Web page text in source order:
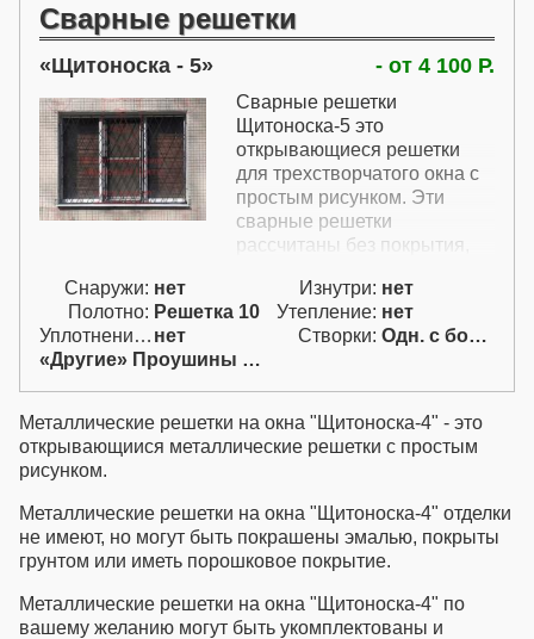
Сварные решетки
Щитоноска - 5 - от 4 100 Р.
Сварные решетки
Щитоноска-5 это
открывающиеся решетки
для трехстворчатого окна с
простым рисунком. Эти
сварные решетки
рассчитаны без покрытия,
покрытием грунтом, эмалью
или порошковым
напылением. В стоимость
также включены проушины
для навесного замка и две
простые петли.
Снаружи: нет Изнутри: нет
Полотно: Решетка 10 Утепление: нет
Уплотнение: нет Створки:
Одн. с бок. фрам. (АБ)
«Другие» Проушины для навесн.
Металлические решетки на окна "Щитоноска-4" - это
открывающиися металлические решетки с простым
рисунком.
Металлические решетки на окна "Щитоноска-4" отделки
не имеют, но могут быть покрашены эмалью, покрыты
грунтом или иметь порошковое покрытие.
Металлические решетки на окна "Щитоноска-4" по
вашему желанию могут быть укомплектованы и